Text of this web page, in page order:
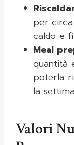
per
caldo e
Meal
quantità
poterla
la
Valori